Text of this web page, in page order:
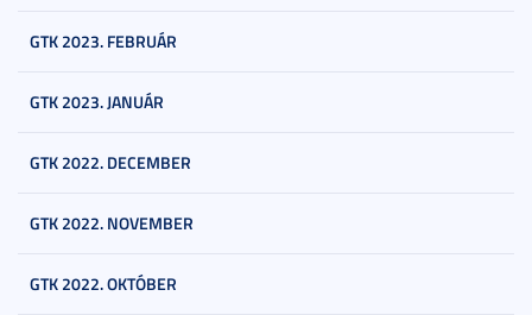
GTK 2023. FEBRUÁR
GTK 2023. JANUÁR
GTK 2022. DECEMBER
GTK 2022. NOVEMBER
GTK 2022. OKTÓBER